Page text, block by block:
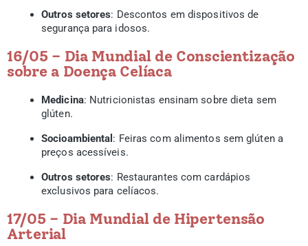
Outros setores: Descontos em dispositivos de
segurança para idosos.
16/05 – Dia Mundial de Conscientização
sobre a Doença Celíaca
Medicina: Nutricionistas ensinam sobre dieta sem
glúten.
Socioambiental : Feiras com alimentos sem glúten a
preços acessíveis.
Outros setores: Restaurantes com cardápios
exclusivos para celíacos.
17/05 – Dia Mundial de Hipertensão
Arterial